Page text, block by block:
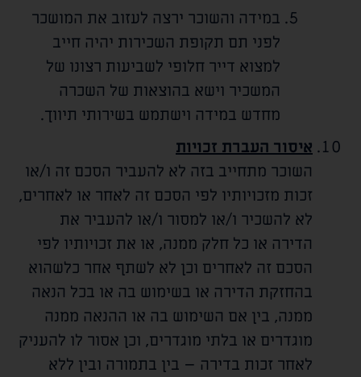
במידה והשוכר ירצה לעזוב את המושכר
לפני תם תקופת השכירות יהיה חייב
למצוא דייר חלופי לשביעות רצונו של
המשכיר וישא בהוצאות של השכרה
מחדש במידה וישתמש בשירותי תיווך.
איסור העברת זכויות
השוכר מתחייב בזה לא להעביר הסכם זה ו/או
זכות מזכויותיו לפי הסכם זה לאחר או לאחרים,
לא להשכיר ו/או למסור ו/או להעביר את
הדירה או כל חלק ממנה, או את זכויותיו לפי
הסכם זה לאחרים וכן לא לשתף אחר כלשהוא
בהחזקת הדירה או בשימוש בה או בכל הנאה
ממנה, בין אם השימוש בה או ההנאה ממנה
מוגדרים או בלתי מוגדרים, וכן אסור לו להעניק
לאחר זכות בדירה – בין בתמורה ובין ללא